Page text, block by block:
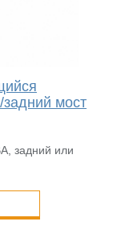
мост
задний или